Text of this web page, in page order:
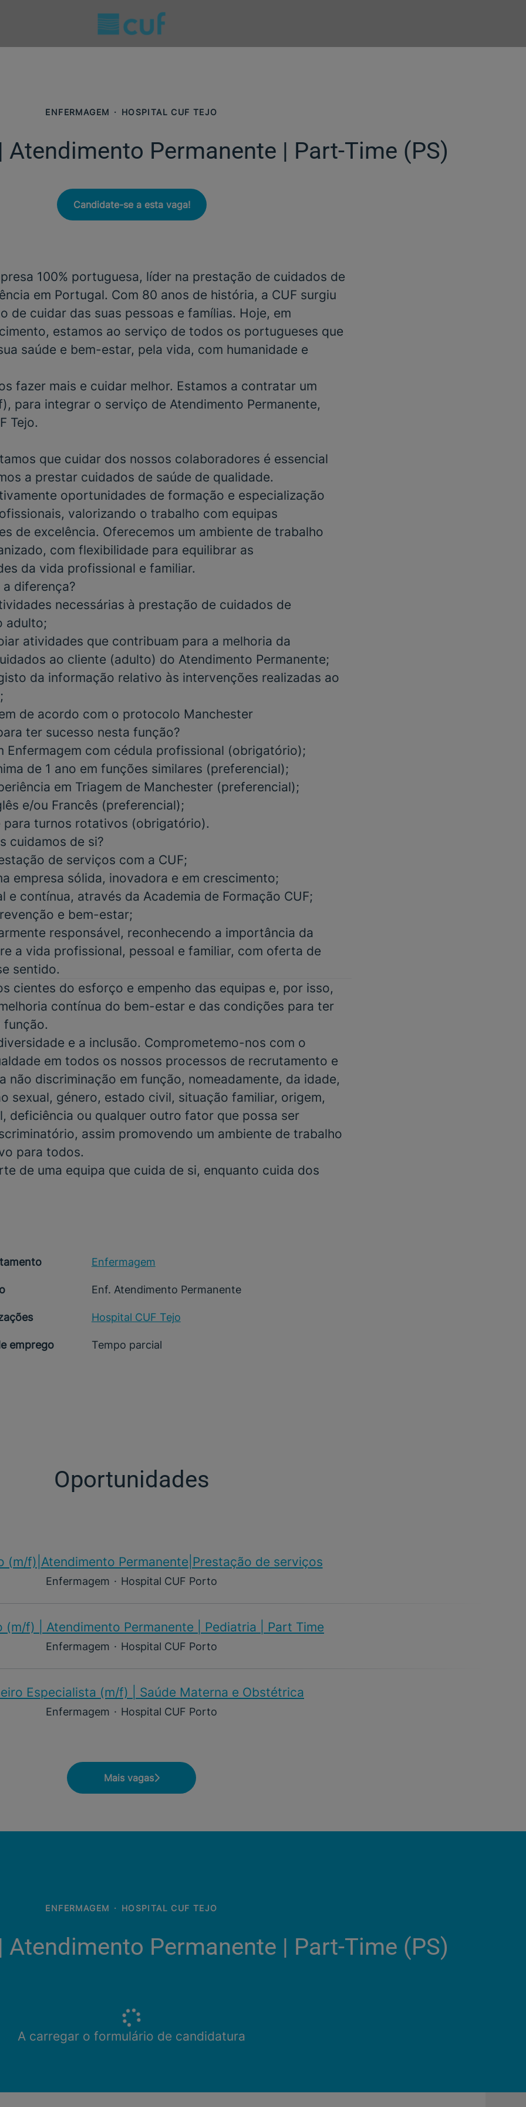
ENFERMAGEM · HOSPITAL CUF TEJO
Permanente | Part-Time (PS)
Candidate-se a esta vaga!
100% portuguesa, líder na prestação de cuidados de
em Portugal. Com 80 anos de história, a CUF surgiu
de cuidar das suas pessoas e famílias. Hoje, em
estamos ao serviço de todos os portugueses que
saúde e bem-estar, pela vida, com humanidade e
fazer mais e cuidar melhor. Estamos a contratar um
para integrar o serviço de Atendimento Permanente,
Tejo.
que cuidar dos nossos colaboradores é essencial
a prestar cuidados de saúde de qualidade.
oportunidades de formação e especialização
valorizando o trabalho com equipas
de excelência. Oferecemos um ambiente de trabalho
com flexibilidade para equilibrar as
da vida profissional e familiar.
diferença?
necessárias à prestação de cuidados de
adulto;
atividades que contribuam para a melhoria da
ao cliente (adulto) do Atendimento Permanente;
da informação relativo às intervenções realizadas ao
de acordo com o protocolo Manchester
ter sucesso nesta função?
Enfermagem com cédula profissional (obrigatório);
de 1 ano em funções similares (preferencial);
em Triagem de Manchester (preferencial);
e/ou Francês (preferencial);
para turnos rotativos (obrigatório).
cuidamos de si?
de serviços com a CUF;
empresa sólida, inovadora e em crescimento;
e contínua, através da Academia de Formação CUF;
e bem-estar;
responsável, reconhecendo a importância da
a vida profissional, pessoal e familiar, com oferta de
sentido.
cientes do esforço e empenho das equipas e, por isso,
contínua do bem-estar e das condições para ter
função.
e a inclusão. Comprometemo-nos com o
em todos os nossos processos de recrutamento e
não discriminação em função, nomeadamente, da idade,
sexual, género, estado civil, situação familiar, origem,
deficiência ou qualquer outro fator que possa ser
assim promovendo um ambiente de trabalho
para todos.
de uma equipa que cuida de si, enquanto cuida dos
Enfermagem
Enf. Atendimento Permanente
Hospital CUF Tejo
emprego Tempo parcial
Oportunidades
(m/f)​|Atendimento Permanente|Prestação de serviços
Enfermagem · Hospital CUF Porto
(m/f)​ | Atendimento Permanente | Pediatria | Part Time
Enfermagem · Hospital CUF Porto
Especialista (m/f)​ | Saúde Materna e Obstétrica
Enfermagem · Hospital CUF Porto
Mais vagas
ENFERMAGEM · HOSPITAL CUF TEJO
Permanente | Part-Time (PS)
A carregar o formulário de candidatura